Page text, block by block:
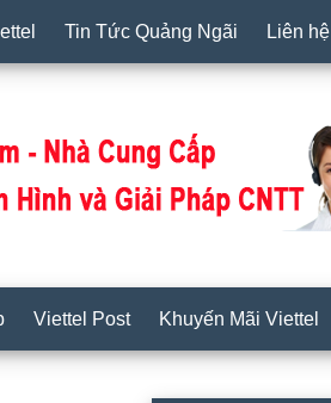
Tin Tức Quảng Ngãi Liên hệ
Viettel Post Khuyến Mãi Viettel